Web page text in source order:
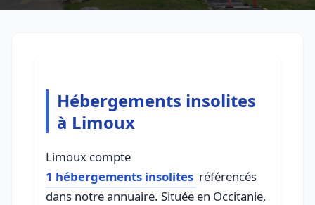
Hébergements insolites
à Limoux
Limoux compte
1 hébergements insolites référencés
dans notre annuaire. Située en Occitanie,